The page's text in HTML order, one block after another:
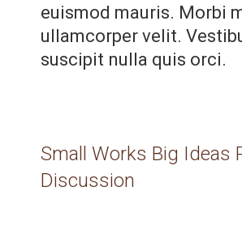
euismod mauris. Morbi
ullamcorper velit.
suscipit nulla quis orci.
Small Works Big Ideas
Discussion